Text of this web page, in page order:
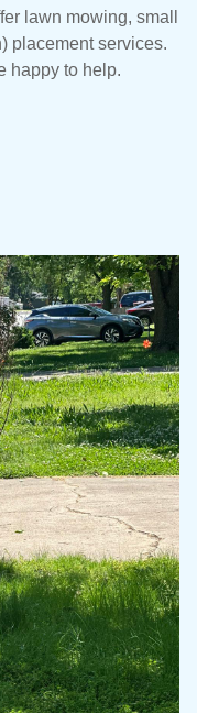
lawn mowing, small
placement services.
happy to help.